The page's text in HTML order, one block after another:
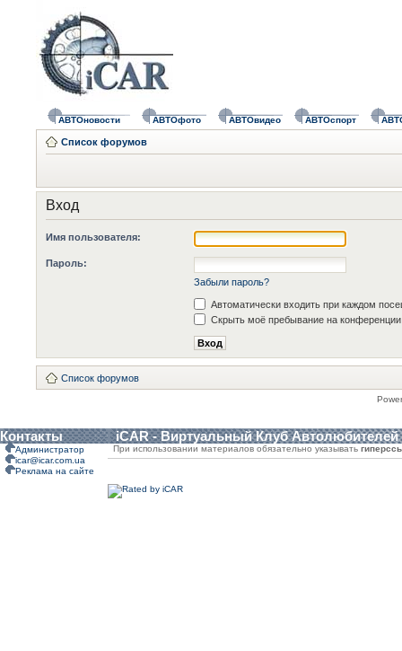
АВТОновости АВТОфото АВТОвидео АВТОспорт
Список форумов
Вход
Имя пользователя:
Пароль:
Забыли пароль?
Автоматически входить при каждом
Скрыть моё пребывание на конференции
Список форумов
Контакты iCAR - Виртуальный Клуб Автолюбителей
Администратор
icar@icar.com.ua
Реклама на сайте
При использовании материалов обязательно указывать